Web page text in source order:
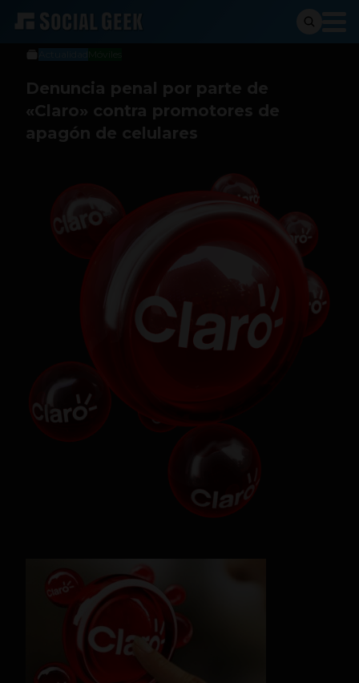
Social Geek
10 de mayo de 2013
Denuncia penal por parte de
«Claro» contra promotores de
apagón de celulares